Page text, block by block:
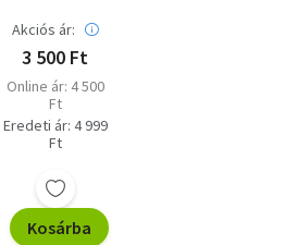
Akciós ár:
3 500 Ft
Online ár: 4 500
Ft
Eredeti ár: 4 999
Ft
Kosárba